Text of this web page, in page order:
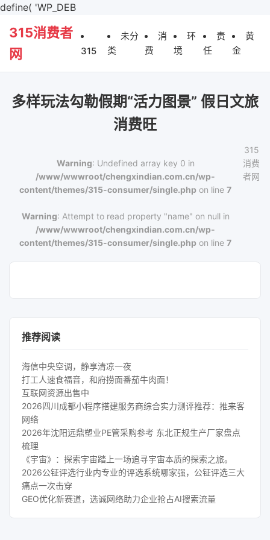
define( 'WP_DEB
315消费者
网
315
未分
类
消
费
环
境
责
任
黄
金
多样玩法勾勒假期“活力图景” 假日文旅
消费旺
Warning: Undefined array key 0 in
/www/wwwroot/chengxindian.com.cn/wp-
content/themes/315-consumer/single.php on line7
Warning: Attempt to read property "name" on null in
/www/wwwroot/chengxindian.com.cn/wp-
content/themes/315-consumer/single.php on line7
315
消费
者网
推荐阅读
海信中央空调，静享清凉一夜
打工人速食福音，和府捞面番茄牛肉面！
互联网资源出售中
2026四川成都小程序搭建服务商综合实力测评推荐：推来客
网络
2026年沈阳远鼎塑业PE管采购参考 东北正规生产厂家盘点
梳理
《宇宙》：探索宇宙踏上一场追寻宇宙本质的探索之旅。
2026公钲评选行业内专业的评选系统哪家强，公钲评选三大
痛点一次击穿
GEO优化新赛道，选诚网络助力企业抢占AI搜索流量